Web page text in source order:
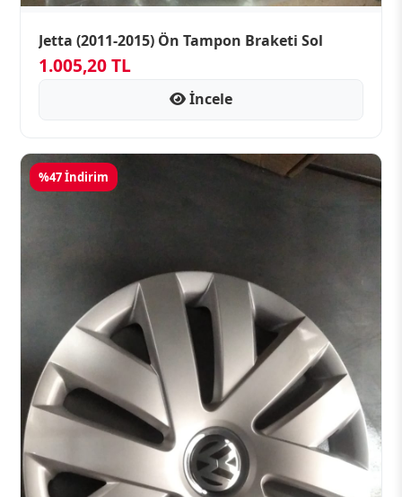
Jetta (2011-2015) Ön Tampon Braketi Sol
1.005,20 TL
İncele
%47 İndirim